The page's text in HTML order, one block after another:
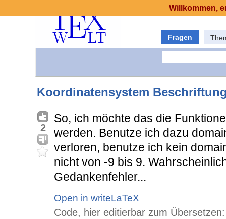
Fragen
Koordinatensystem
2
So, ich möchte das die
werden. Benutze ich dazu
verloren, benutze ich kein
nicht von -9 bis 9.
Gedankenfehler...
Open in writeLaTeX
Code, hier editierbar zum Übersetzen:
Willkommen,